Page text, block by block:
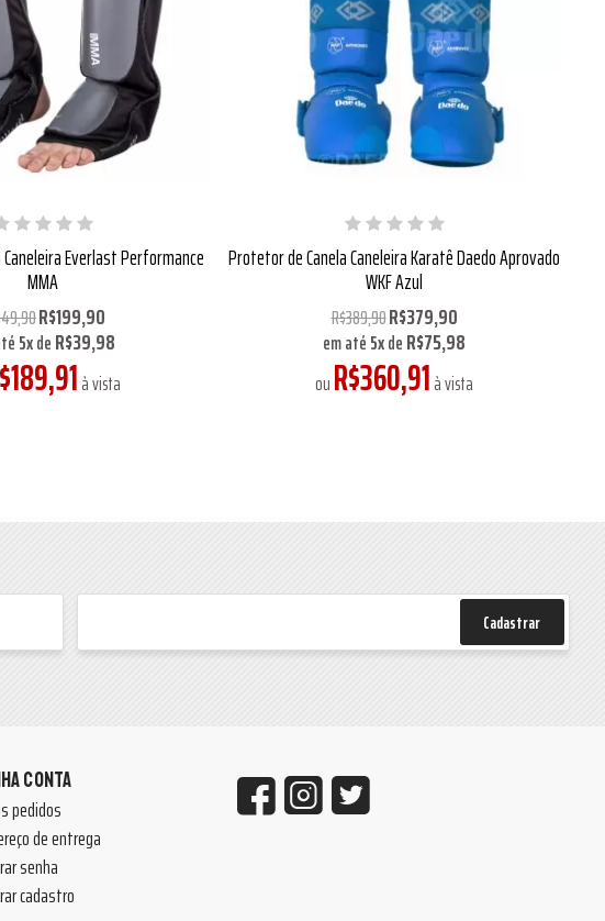
Everlast Performance
MMA
R$199,90
5xdeR$39,98
à vista
Protetor de Canela Caneleira Karatê Daedo Aprovado
WKF Azul
R$389,90R$379,90
em até5xdeR$75,98
ouR$360,91à vista
Cadastrar
CONTA
pedidos
de entrega
senha
cadastro